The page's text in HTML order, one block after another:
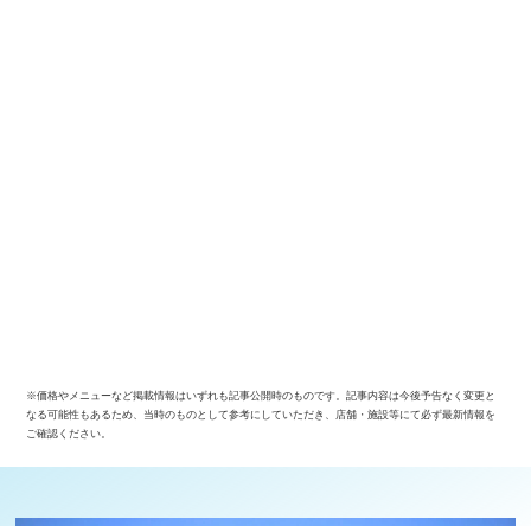
※価格やメニューなど掲載情報はいずれも記事公開時のものです。記事内容は今後予告なく変更と
なる可能性もあるため、当時のものとして参考にしていただき、店舗・施設等にて必ず最新情報を
ご確認ください。